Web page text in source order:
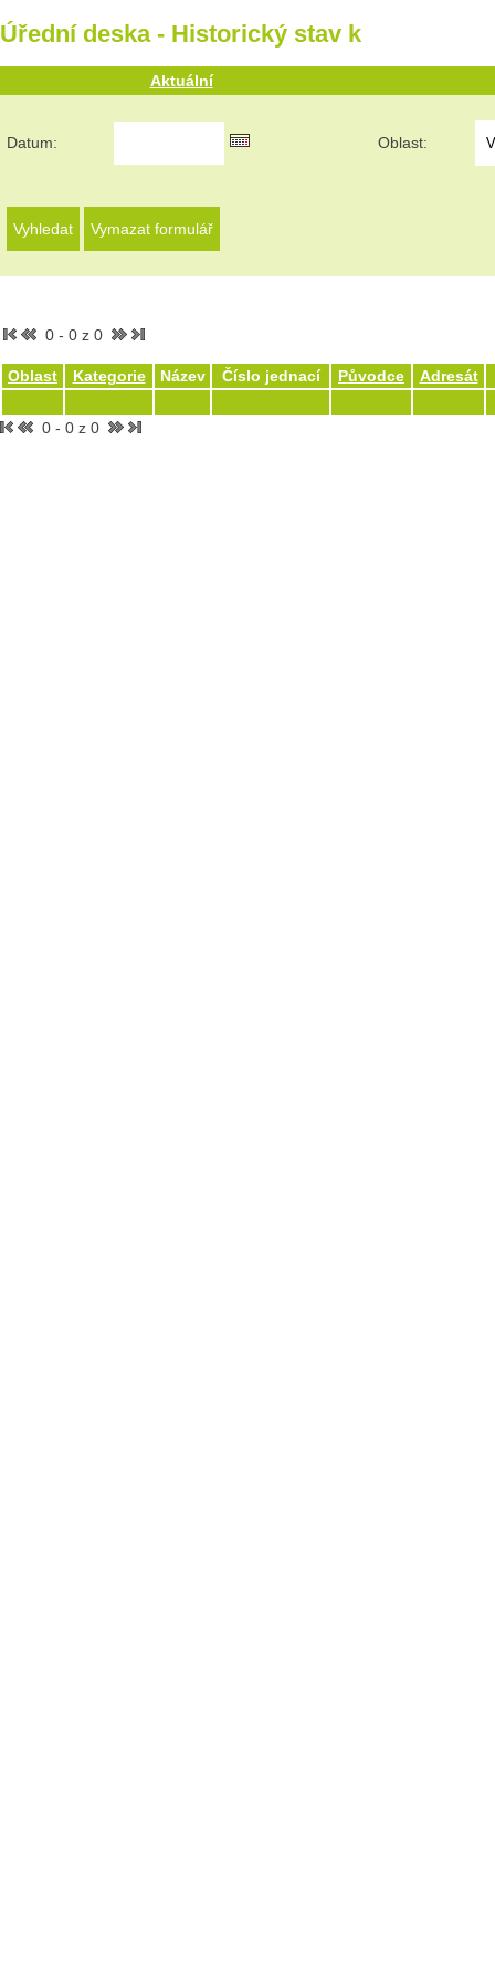
Úřední deska - Historický stav k
Aktuální
Datum: Oblast:
0 - 0 z 0
Oblast Kategorie Název Číslo jednací Původce Adresát
0 - 0 z 0